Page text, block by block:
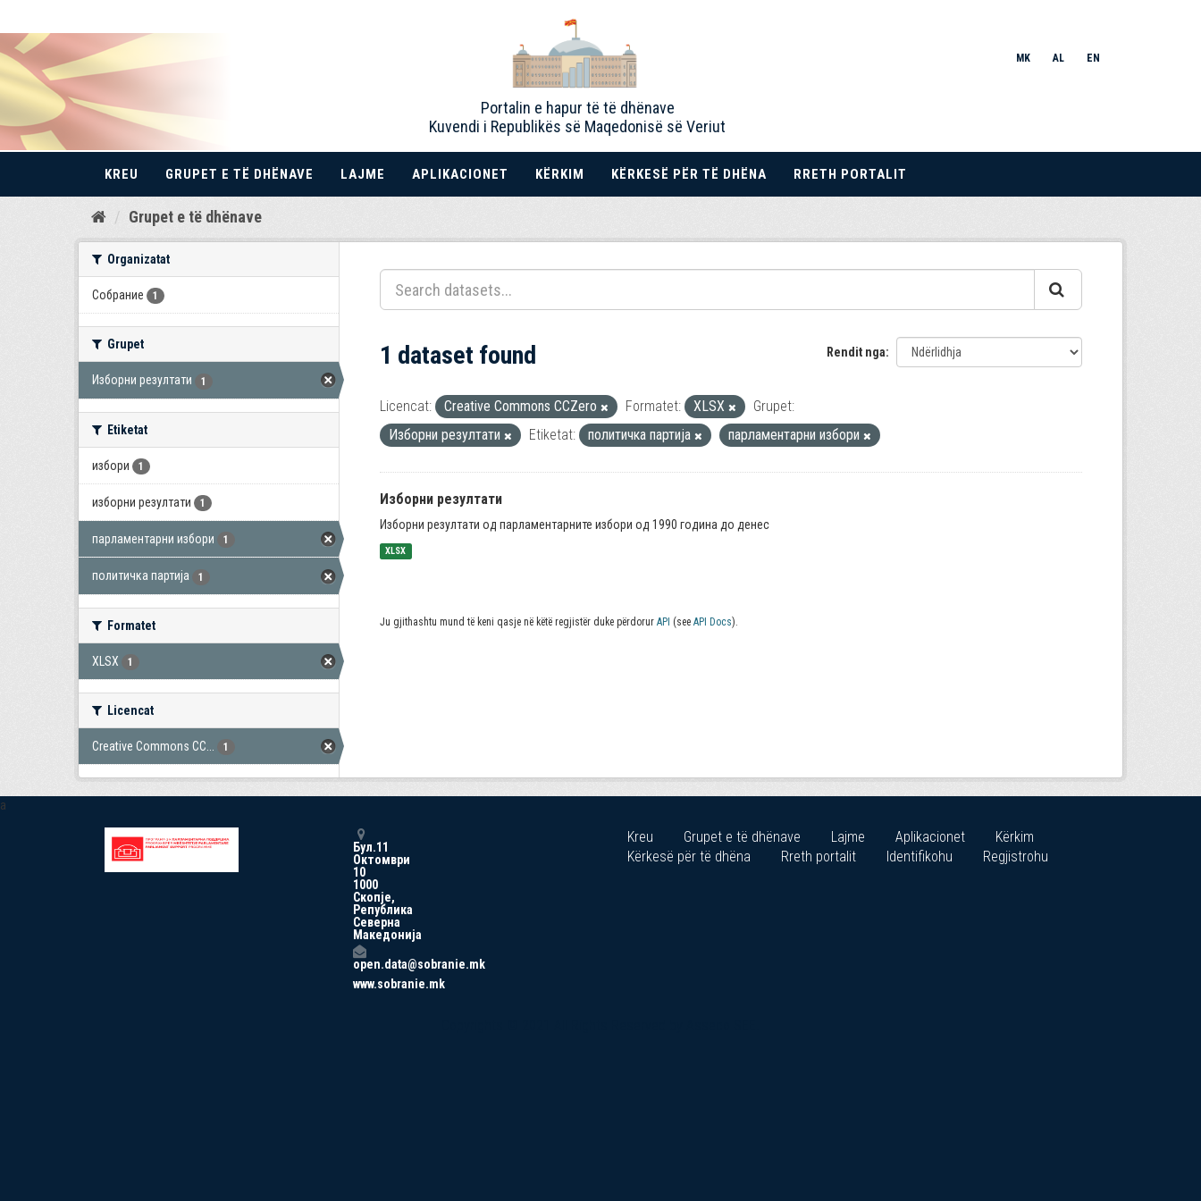
Kalo
Portalin e hapur të të dhënave
Kuvendi i Republikës së Maqedonisë së Veriut
MK AL EN
KREU GRUPET E TË DHËNAVE LAJME APLIKACIONET KËRKIM KËRKESË PËR TË DHËNA RRETH PORTALIT
Grupet e të dhënave
Organizatat
Собрание 1
Grupet
Изборни резултати 1
Etiketat
избори 1
изборни резултати 1
парламентарни избори 1
политичка партија 1
Formatet
XLSX 1
Licencat
Creative Commons CC... 1
Rendit nga
1 dataset found
Licencat: Creative Commons CCZero Formatet: XLSX
Grupet:
Изборни резултати
Etiketat: политичка партија парламентарни избори
Изборни резултати
Изборни резултати од парламентарните избори од 1990 година до денес
XLSX
Ju gjithashtu mund të keni qasje në këtë regjistër duke përdorur API (see API Docs).
a
Бул.11
Октомври
10
1000
Скопје,
Република
Северна
Македонија
open.data@sobranie.mk
www.sobranie.mk
Kreu Grupet e të dhënave Lajme Aplikacionet
Kërkim
Kërkesë për të dhëna
Rreth portalit Identifikohu Regjistrohu